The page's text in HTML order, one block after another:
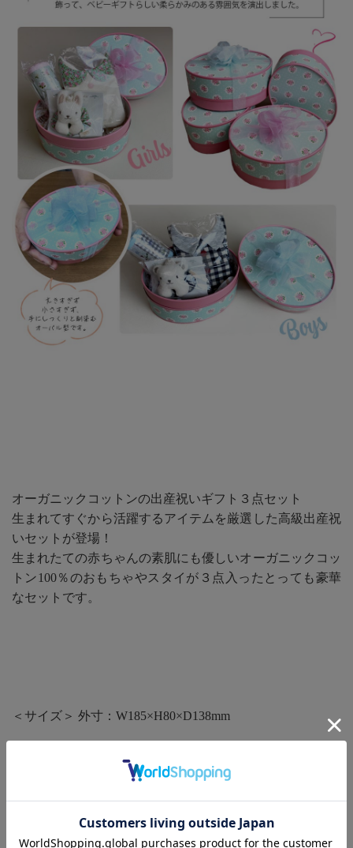
オーガニックコットンの出産祝いギフト３点セット
生まれてすぐから活躍するアイテムを厳選した高級出産祝
いセットが登場！
生まれたての赤ちゃんの素肌にも優しいオーガニックコッ
トン100％のおもちゃやスタイが３点入ったとっても豪華
なセットです。
＜サイズ＞ 外寸：W185×H80×D138mm
スタイ オーガニックコットン100％